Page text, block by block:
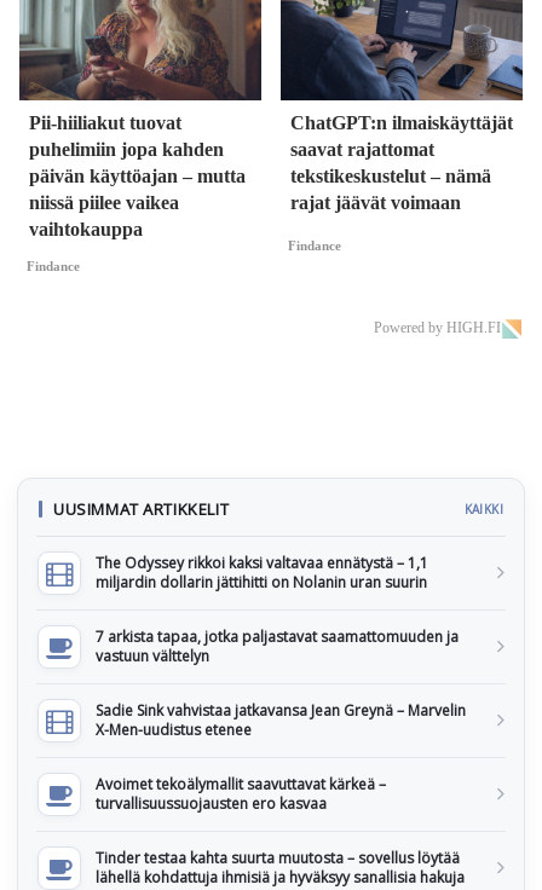
Pii-hiiliakut tuovat
puhelimiin jopa kahden
päivän käyttöajan – mutta
niissä piilee vaikea
vaihtokauppa
Findance
ChatGPT:n ilmaiskäyttäjät
saavat rajattomat
tekstikeskustelut – nämä
rajat jäävät voimaan
Findance
Powered by HIGH.FI
UUSIMMAT ARTIKKELIT KAIKKI
The Odyssey rikkoi kaksi valtavaa ennätystä – 1,1
miljardin dollarin jättihitti on Nolanin uran suurin
7 arkista tapaa, jotka paljastavat saamattomuuden ja
vastuun välttelyn
Sadie Sink vahvistaa jatkavansa Jean Greynä – Marvelin
X-Men-uudistus etenee
Avoimet tekoälymallit saavuttavat kärkeä –
turvallisuussuojausten ero kasvaa
Tinder testaa kahta suurta muutosta – sovellus löytää
lähellä kohdattuja ihmisiä ja hyväksyy sanallisia hakuja